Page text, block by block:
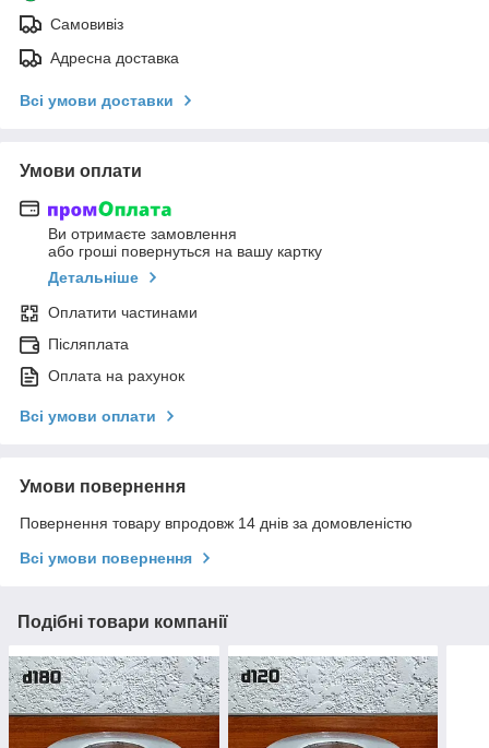
Самовивіз
Адресна доставка
Всі умови доставки
Умови оплати
Ви отримаєте замовлення
або гроші повернуться на вашу картку
Детальніше
Оплатити частинами
Післяплата
Оплата на рахунок
Всі умови оплати
Умови повернення
Повернення товару впродовж 14 днів за домовленістю
Всі умови повернення
Подібні товари компанії